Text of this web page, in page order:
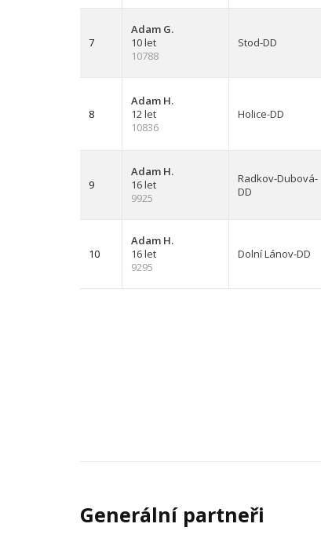
7
Adam G.
10 let
10788
Stod-DD
8
Adam H.
12 let
10836
Holice-DD
9
Adam H.
16 let
9925
Radkov-Dubová-
DD
10
Adam H.
16 let
9295
Dolní Lánov-DD
Generální partneři